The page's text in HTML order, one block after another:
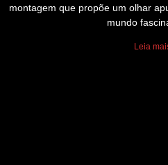
montagem que propõe um olhar
mundo
Leia